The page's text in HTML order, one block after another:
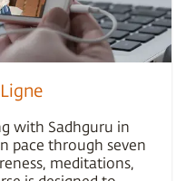
with Sadhguru in
pace through seven
meditations,